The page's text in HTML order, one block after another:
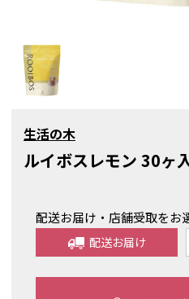
生活の木
ルイボスレモン 30ヶ
配送お届け・店舗受取をお
配送お届け